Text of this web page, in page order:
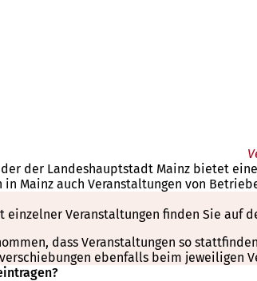
der Landeshauptstadt Mainz bietet
Mainz auch Veranstaltungen von
Veranstaltungen finden Sie auf
dass Veranstaltungen so
ebenfalls beim jeweiligen